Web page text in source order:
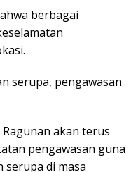
berbagai
serupa, pengawasan
akan terus
pengawasan guna
serupa di masa